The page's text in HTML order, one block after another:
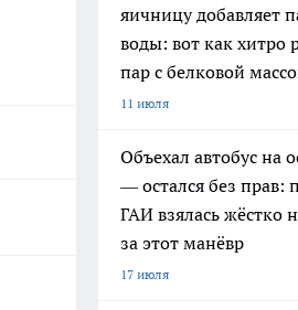
яичницу добавляет
воды: вот как хитро
пар с белковой
11 июля
Объехал автобус на
— остался без прав:
ГАИ взялась жёстко
за этот манёвр
17 июля